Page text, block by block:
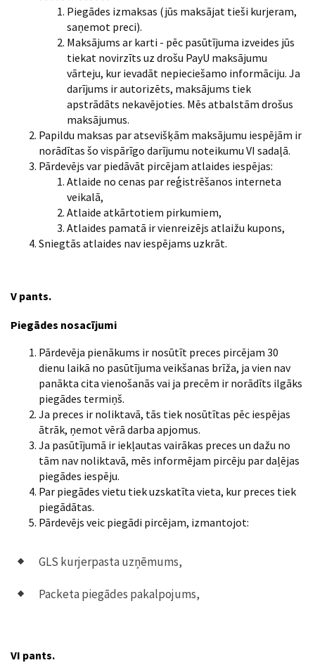
Piegādes izmaksas (jūs maksājat tieši kurjeram,
saņemot preci).
Maksājums ar karti - pēc pasūtījuma izveides jūs
tiekat novirzīts uz drošu PayU maksājumu
vārteju, kur ievadāt nepieciešamo informāciju. Ja
darījums ir autorizēts, maksājums tiek
apstrādāts nekavējoties. Mēs atbalstām drošus
maksājumus.
Papildu maksas par atsevišķām maksājumu iespējām ir
norādītas šo vispārīgo darījumu noteikumu VI sadaļā.
Pārdevējs var piedāvāt pircējam atlaides iespējas:
Atlaide no cenas par reģistrēšanos interneta
veikalā,
Atlaide atkārtotiem pirkumiem,
Atlaides pamatā ir vienreizējs atlaižu kupons,
Sniegtās atlaides nav iespējams uzkrāt.
V pants.
Piegādes nosacījumi
Pārdevēja pienākums ir nosūtīt preces pircējam 30
dienu laikā no pasūtījuma veikšanas brīža, ja vien nav
panākta cita vienošanās vai ja precēm ir norādīts ilgāks
piegādes termiņš.
Ja preces ir noliktavā, tās tiek nosūtītas pēc iespējas
ātrāk, ņemot vērā darba apjomus.
Ja pasūtījumā ir iekļautas vairākas preces un dažu no
tām nav noliktavā, mēs informējam pircēju par daļējas
piegādes iespēju.
Par piegādes vietu tiek uzskatīta vieta, kur preces tiek
piegādātas.
Pārdevējs veic piegādi pircējam, izmantojot:
GLS kurjerpasta uzņēmums,
Packeta piegādes pakalpojums,
VI pants.